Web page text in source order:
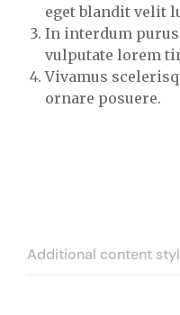
eget blandit velit
In interdum
vulputate lorem
Vivamus
ornare posuere.
Additional content